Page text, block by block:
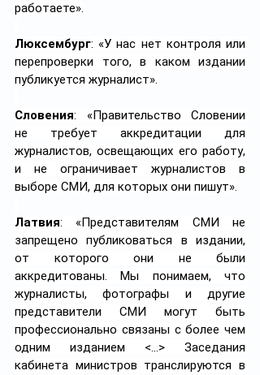
работаете».
Люксембург: «У нас нет контроля или
перепроверки того, в каком издании
публикуется журналист».
Словения: «Правительство Словении
не требует аккредитации для
журналистов, освещающих его работу,
и не ограничивает журналистов в
выборе СМИ, для которых они пишут».
Латвия: «Представителям СМИ не
запрещено публиковаться в издании,
от которого они не были
аккредитованы. Мы понимаем, что
журналисты, фотографы и другие
представители СМИ могут быть
профессионально связаны с более чем
одним изданием <...> Заседания
кабинета министров транслируются в